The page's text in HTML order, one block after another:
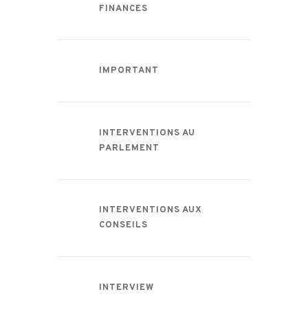
FINANCES
IMPORTANT
INTERVENTIONS AU
PARLEMENT
INTERVENTIONS AUX
CONSEILS
INTERVIEW